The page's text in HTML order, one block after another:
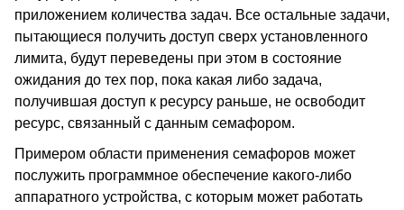
приложением количества задач. Все остальные задачи,
пытающиеся получить доступ сверх установленного
лимита, будут переведены при этом в состояние
ожидания до тех пор, пока какая либо задача,
получившая доступ к ресурсу раньше, не освободит
ресурс, связанный с данным семафором.
Примером области применения семафоров может
послужить программное обеспечение какого-либо
аппаратного устройства, с которым может работать